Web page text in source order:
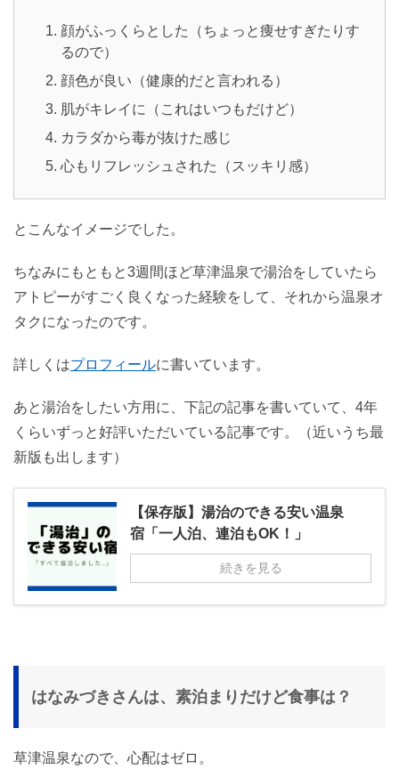
顔がふっくらとした（ちょっと痩せすぎたりす
るので）
顔色が良い（健康的だと言われる）
肌がキレイに（これはいつもだけど）
カラダから毒が抜けた感じ
心もリフレッシュされた（スッキリ感）
とこんなイメージでした。
ちなみにもともと3週間ほど草津温泉で湯治をしていたら
アトピーがすごく良くなった経験をして、それから温泉オ
タクになったのです。
詳しくはプロフィールに書いています。
あと湯治をしたい方用に、下記の記事を書いていて、4年
くらいずっと好評いただいている記事です。（近いうち最
新版も出します）
【保存版】湯治のできる安い温泉
宿「一人泊、連泊もOK！」
続きを見る
はなみづきさんは、素泊まりだけど食事は？
草津温泉なので、心配はゼロ。